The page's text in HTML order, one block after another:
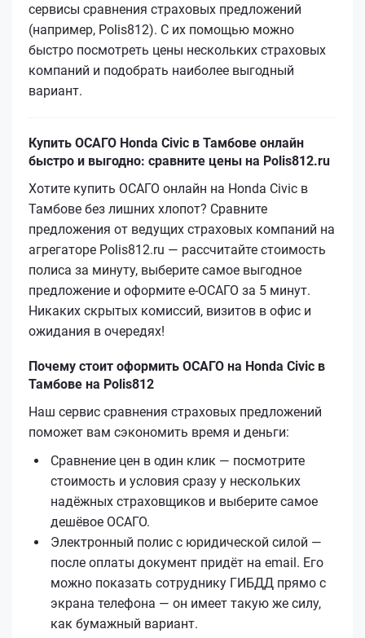
сервисы сравнения страховых предложений
(например, Polis812). С их помощью можно
быстро посмотреть цены нескольких страховых
компаний и подобрать наиболее выгодный
вариант.
Купить ОСАГО Honda Civic в Тамбове онлайн
быстро и выгодно: сравните цены на Polis812.ru
Хотите купить ОСАГО онлайн на Honda Civic в
Тамбове без лишних хлопот? Сравните
предложения от ведущих страховых компаний на
агрегаторе Polis812.ru — рассчитайте стоимость
полиса за минуту, выберите самое выгодное
предложение и оформите е‑ОСАГО за 5 минут.
Никаких скрытых комиссий, визитов в офис и
ожидания в очередях!
Почему стоит оформить ОСАГО на Honda Civic в
Тамбове на Polis812
Наш сервис сравнения страховых предложений
поможет вам сэкономить время и деньги:
Сравнение цен в один клик — посмотрите
стоимость и условия сразу у нескольких
надёжных страховщиков и выберите самое
дешёвое ОСАГО.
Электронный полис с юридической силой —
после оплаты документ придёт на email. Его
можно показать сотруднику ГИБДД прямо с
экрана телефона — он имеет такую же силу,
как бумажный вариант.